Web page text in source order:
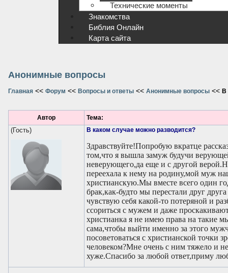
Технические моменты
Знакомства
Библия Онлайн
Карта сайта
Анонимные вопросы
Главная << Форум << Вопросы и ответы << Анонимные вопросы << В
Автор Тема:
(Гость) В каком случае можно разводится?
Здравствуйте!Попробую вкратце
том,что я вышла замуж будучи
неверующего,да еще и с другой
переехала к нему на родину,мой муж
христианскую.Мы вместе всего один
брак,как-будто мы перестали друг
чувствую себя какой-то потеряной и
ссориться с мужем и даже
христианка я не имею права на такие
сама,чтобы выйти именно за этого
посоветоваться с христианской точки
человеком?Мне очень с ним тяжело и
хуже.Спасибо за любой ответ,приму